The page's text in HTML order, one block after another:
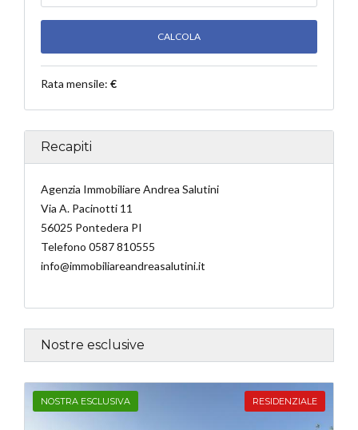
Rata mensile: €
Recapiti
Agenzia Immobiliare Andrea Salutini
Via A. Pacinotti 11
56025 Pontedera PI
Telefono 0587 810555
info@immobiliareandreasalutini.it
Nostre esclusive
NOSTRA ESCLUSIVA RESIDENZIALE